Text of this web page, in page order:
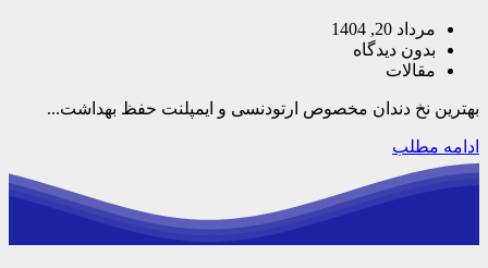
مرداد 20, 1404
بدون دیدگاه
مقالات
بهترین نخ دندان مخصوص ارتودنسی و ایمپلنت حفظ بهداشت...
ادامه مطلب